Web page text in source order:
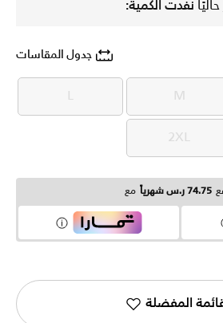
نفدت الكمية:
جدول المقاسات
M
M
L
L
2XL
2XL
74.75 ر.س شهرياً مع
المفضلة